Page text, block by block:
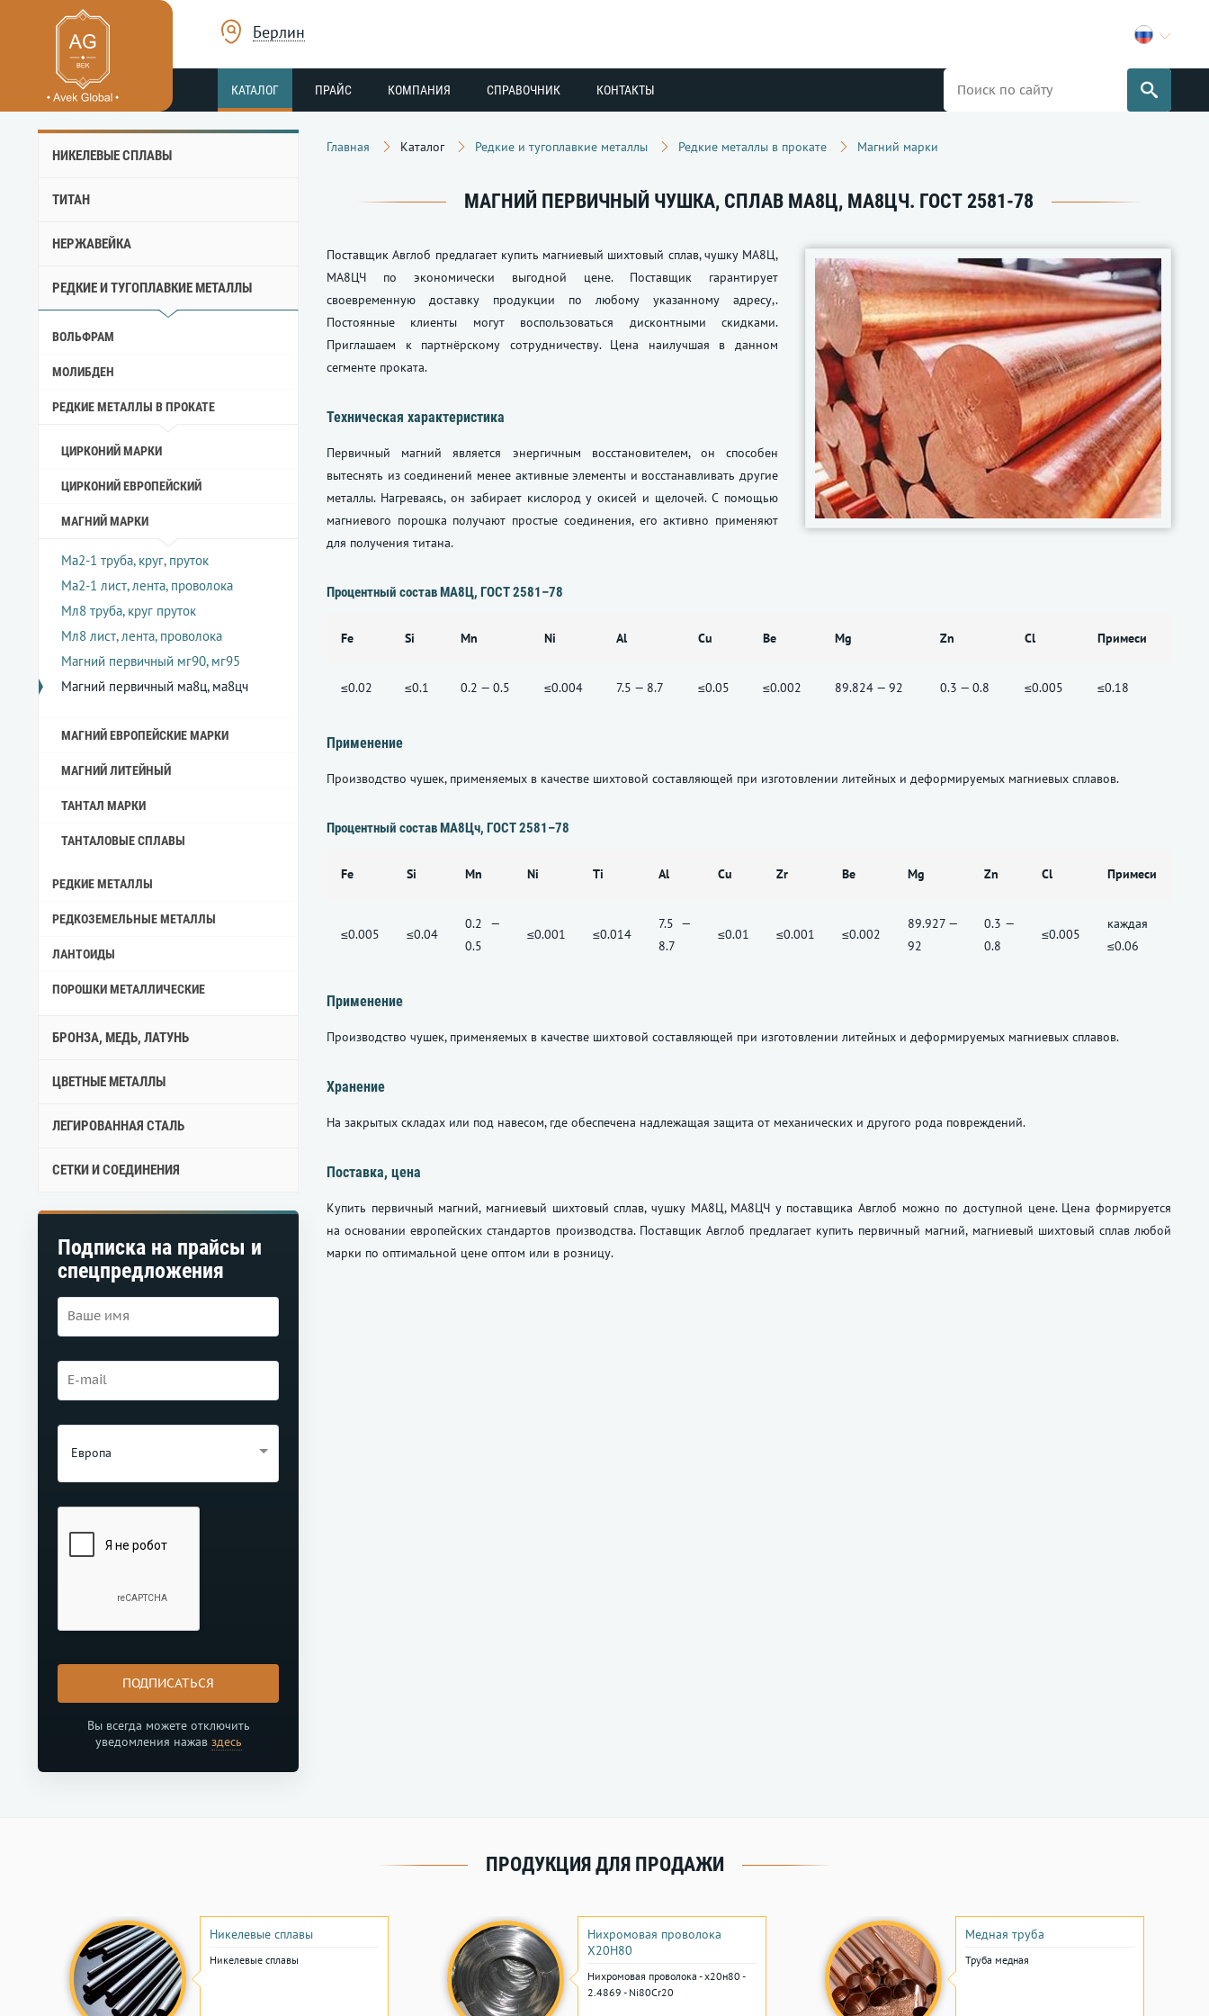
Берлин
КАТАЛОГ ПРАЙС КОМПАНИЯ СПРАВОЧНИК КОНТАКТЫ
НИКЕЛЕВЫЕ СПЛАВЫ
ТИТАН
НЕРЖАВЕЙКА
РЕДКИЕ И ТУГОПЛАВКИЕ МЕТАЛЛЫ
ВОЛЬФРАМ
МОЛИБДЕН
РЕДКИЕ МЕТАЛЛЫ В ПРОКАТЕ
ЦИРКОНИЙ МАРКИ
ЦИРКОНИЙ ЕВРОПЕЙСКИЙ
МАГНИЙ МАРКИ
Ма2-1 труба, круг, пруток
Ма2-1 лист, лента, проволока
Мл8 труба, круг пруток
Мл8 лист, лента, проволока
Магний первичный мг90, мг95
Магний первичный ма8ц, ма8цч
МАГНИЙ ЕВРОПЕЙСКИЕ МАРКИ
МАГНИЙ ЛИТЕЙНЫЙ
ТАНТАЛ МАРКИ
ТАНТАЛОВЫЕ СПЛАВЫ
РЕДКИЕ МЕТАЛЛЫ
РЕДКОЗЕМЕЛЬНЫЕ МЕТАЛЛЫ
ЛАНТОИДЫ
ПОРОШКИ МЕТАЛЛИЧЕСКИЕ
БРОНЗА, МЕДЬ, ЛАТУНЬ
ЦВЕТНЫЕ МЕТАЛЛЫ
ЛЕГИРОВАННАЯ СТАЛЬ
СЕТКИ И СОЕДИНЕНИЯ
Подписка на прайсы и
спецпредложения
Европа
ПОДПИСАТЬСЯ
Вы всегда можете отключить
уведомления нажав здесь
Главная Каталог Редкие и тугоплавкие металлы Редкие металлы в прокате Магний марки
МАГНИЙ ПЕРВИЧНЫЙ ЧУШКА, СПЛАВ МА8Ц, МА8ЦЧ. ГОСТ 2581-78
Поставщик Авглоб предлагает купить магниевый шихтовый сплав, чушку МА8Ц,
МА8ЦЧ по экономически выгодной цене. Поставщик гарантирует
своевременную доставку продукции по любому указанному адресу,.
Постоянные клиенты могут воспользоваться дисконтными скидками.
Приглашаем к партнёрскому сотрудничеству. Цена наилучшая в данном
сегменте проката.
Техническая характеристика
Первичный магний является энергичным восстановителем, он способен
вытеснять из соединений менее активные элементы и восстанавливать другие
металлы. Нагреваясь, он забирает кислород у окисей и щелочей. С помощью
магниевого порошка получают простые соединения, его активно применяют
для получения титана.
Процентный составМА8Ц, ГОСТ 2581–78
Fe Si Mn Ni Al Cu Be Mg Zn Cl Примеси
≤0.02 ≤0.1 0.2 — 0.5 ≤0.004 7.5 — 8.7 ≤0.05 ≤0.002 89.824 — 92 0.3 — 0.8 ≤0.005 ≤0.18
Применение
Производство чушек, применяемых в качестве шихтовой составляющей при изготовлении литейных и деформируемых магниевых сплавов.
Процентный составМА8Цч, ГОСТ 2581–78
Fe Si Mn Ni Ti Al Cu Zr Be Mg Zn Cl Примеси
≤0.005 ≤0.04
0.2 —
0.5
≤0.001 ≤0.014
7.5 —
8.7
≤0.01 ≤0.001 ≤0.002
89.927 —
92
0.3 —
0.8
≤0.005
каждая
≤0.06
Применение
Производство чушек, применяемых в качестве шихтовой составляющей при изготовлении литейных и деформируемых магниевых сплавов.
Хранение
На закрытых складах или под навесом, где обеспечена надлежащая защита от механических и другого рода повреждений.
Поставка, цена
Купить первичный магний, магниевый шихтовый сплав, чушку МА8Ц, МА8ЦЧ у поставщика Авглоб можно по доступной цене. Цена формируется
на основании европейских стандартов производства. Поставщик Авглоб предлагает купить первичный магний, магниевый шихтовый сплав любой
марки по оптимальной цене оптом или в розницу.
ПРОДУКЦИЯ ДЛЯ ПРОДАЖИ
Никелевые сплавы
Никелевые сплавы
Нихромовая проволока
Х20Н80
Нихромовая проволока - х20н80 -
2.4869 - Ni80Cr20
Медная труба
Труба медная